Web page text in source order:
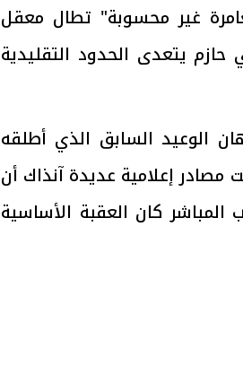
غير محسوبة" تطال معقل
يتعدى الحدود التقليدية
الوعيد السابق الذي أطلقه
إعلامية عديدة آنذاك أن
المباشر كان العقبة الأساسية